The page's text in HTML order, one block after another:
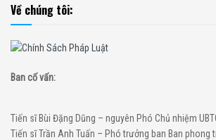
Về chúng tôi:
Ban cố vấn:
Tiến sĩ Bùi Đặng Dũng – nguyên Phó Chủ nhiệm
Tiến sĩ Trần Anh Tuấn – Phó trưởng ban Ban phong